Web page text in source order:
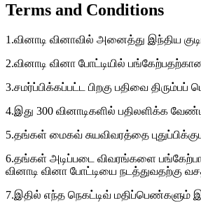
Terms and Conditions
1.வினாடி வினாவில் அனைத்து இந்திய
2.வினாடி வினா போட்டியில்
3.சமர்ப்பிக்கப்பட்ட பிறகு பதிவை திரும்பப்
4.இது 300 வினாடிகளில் பதிலளிக்க
5.தங்கள் மைகவ் சுயவிவரத்தை
6.தங்கள் அடிப்படை விவரங்களை
வினாடி வினா போட்டியை நடத்துவதற்கு
7.இதில் எந்த நெகட்டிவ் மதிப்பெண்களும்